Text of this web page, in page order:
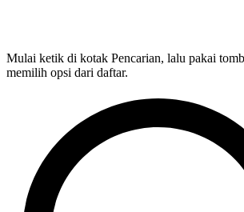
Mulai ketik di kotak Pencarian, lalu pakai
memilih opsi dari daftar.